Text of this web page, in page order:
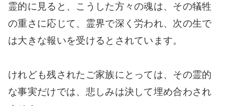
霊的に見ると、こうした方々の魂は、その犠牲
の重さに応じて、霊界で深く労われ、次の生で
は大きな報いを受けるとされています。
けれども残されたご家族にとっては、その霊的
な事実だけでは、悲しみは決して埋め合わされ